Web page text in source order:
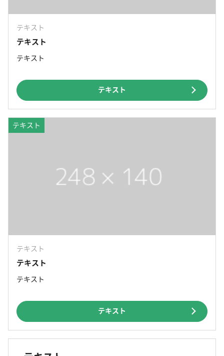
テキスト
テキスト
テキスト
テキスト
テキスト
テキスト
テキスト
テキスト
テキスト